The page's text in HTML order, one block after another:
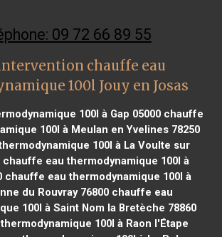
09 72 66 89 55
chauffe eau
100l Jouy en Josas
100l à Gap 05000 chauffe
100l à Meulan en Yvelines 78250
100l à La Voulte sur
chauffe eau thermodynamique 100l à
chauffe eau thermodynamique 100l à
du Rouvray 76800chauffe eau
100l à Saint Nom la Bretèche 78860
100l à Raon l'Étape